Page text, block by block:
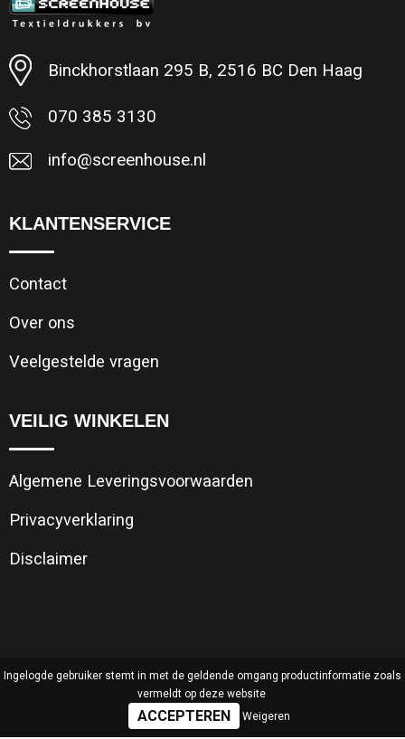
Minimale afname: 1
Binckhorstlaan 295 B, 2516 BC Den Haag
070 385 3130
info@screenhouse.nl
KLANTENSERVICE
Contact
Over ons
Veelgestelde vragen
VEILIG WINKELEN
Algemene Leveringsvoorwaarden
Privacyverklaring
Disclaimer
Ingelogde gebruiker stemt in met de geldende omgang productinformatie zoals
vermeldt op deze website
Weigeren